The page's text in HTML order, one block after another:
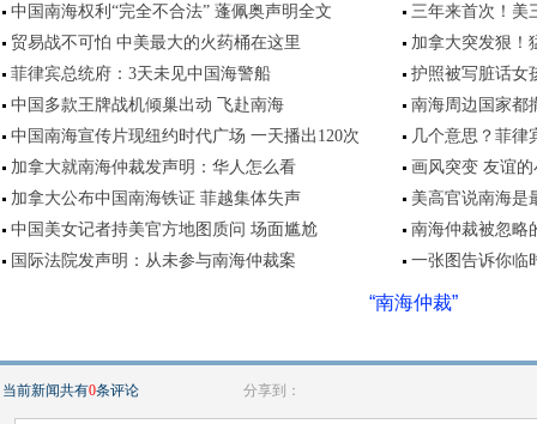
中国南海权利“完全不合法” 蓬佩奥声明全文
三年来首次！美
贸易战不可怕 中美最大的火药桶在这里
加拿大突发狠！
菲律宾总统府：3天未见中国海警船
护照被写脏话女
中国多款王牌战机倾巢出动 飞赴南海
南海周边国家都
中国南海宣传片现纽约时代广场 一天播出120次
几个意思？菲律
加拿大就南海仲裁发声明：华人怎么看
画风突变 友谊
加拿大公布中国南海铁证 菲越集体失声
美高官说南海是
中国美女记者持美官方地图质问 场面尴尬
南海仲裁被忽略
国际法院发声明：从未参与南海仲裁案
一张图告诉你临
“南海仲裁”
当前新闻共有0条评论 分享到：